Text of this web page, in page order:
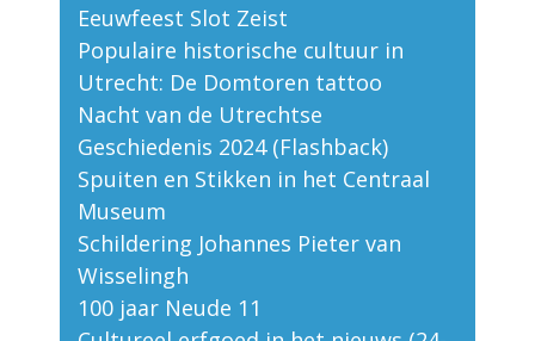
Eeuwfeest Slot Zeist
Populaire historische cultuur in
Utrecht: De Domtoren tattoo
Nacht van de Utrechtse
Geschiedenis 2024 (Flashback)
Spuiten en Stikken in het Centraal
Museum
Schildering Johannes Pieter van
Wisselingh
100 jaar Neude 11